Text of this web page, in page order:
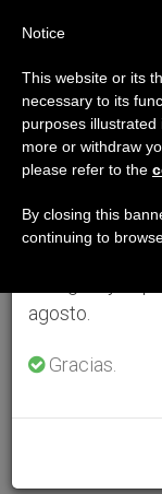
Aviso
Del 27 de
anual,
se generan
agosto.
Gracias.
Notice
This website or its
necessary to its
purposes
more or withdraw
please refer to the
By closing this
continuing to